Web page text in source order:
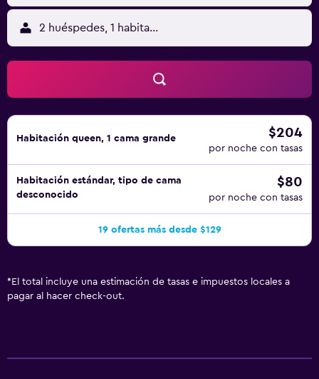
posible solicitar juegos de cama hipoalergénicos y tabla
de planchar con plancha. Se ofrece servicio de limpieza
todos los días. Los servicios de ocio y esparcimiento en
este hotel incluyen gimnasio. Se pueden practicar las
actividades de ocio y esparcimiento que se indican más
abajo en las instalaciones o cerca del alojamiento (es
posible que se aplique un recargo).
2 huéspedes, 1 habitación
Habitación queen, 1 cama grande $204
por noche con tasas
Habitación estándar, tipo de cama
desconocido
$80
por noche con tasas
19 ofertas más desde $129
* El total incluye una estimación de tasas e impuestos locales a
pagar al hacer check-out.